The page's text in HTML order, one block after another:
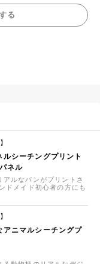
る
シーチングプリント
ネル
ルなパンがプリントさ
ドメイド初心者の方にも
アニマルシーチングプ